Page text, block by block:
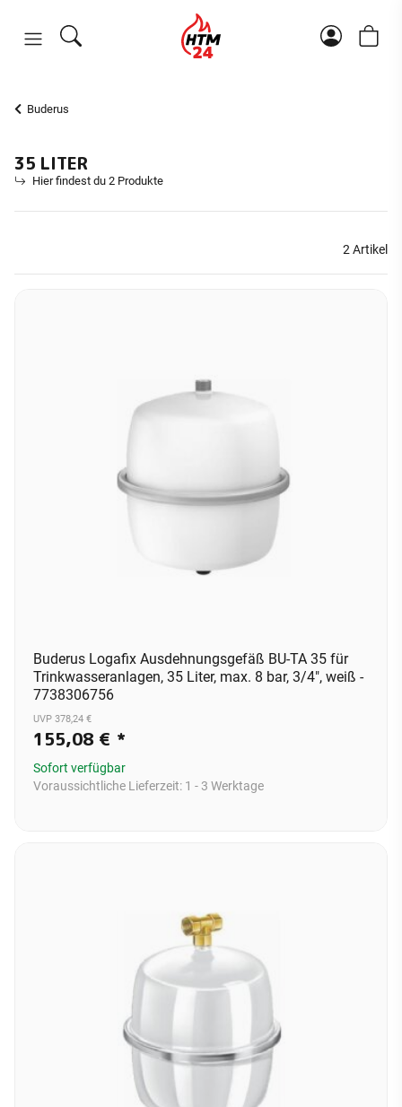
Buderus
35 LITER
Hier findest du 2 Produkte
2 Artikel
Buderus Logafix Ausdehnungsgefäß BU-TA 35 für
Trinkwasseranlagen, 35 Liter, max. 8 bar, 3/4", weiß -
7738306756
UVP 378,24 €
155,08 € *
Sofort verfügbar
Voraussichtliche Lieferzeit: 1 - 3 Werktage